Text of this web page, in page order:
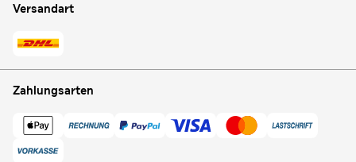
Versandart
Zahlungsarten